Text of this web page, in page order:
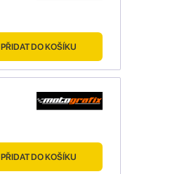
PŘIDAT DO KOŠÍKU
PŘIDAT DO KOŠÍKU